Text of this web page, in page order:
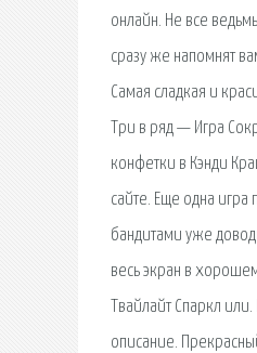
онлайн. Не все
сразу же напомнят
Самая сладкая и
Три в ряд — Игра
конфетки в Кэнди
сайте. Еще одна игра
бандитами уже
весь экран в
Твайлайт Спаркл
описание.